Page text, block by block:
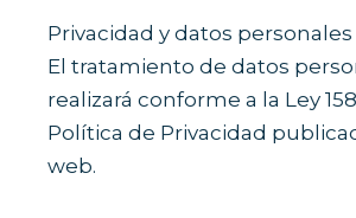
Privacidad y datos personales
El tratamiento de datos
realizará conforme a la Ley
Política de Privacidad
web.